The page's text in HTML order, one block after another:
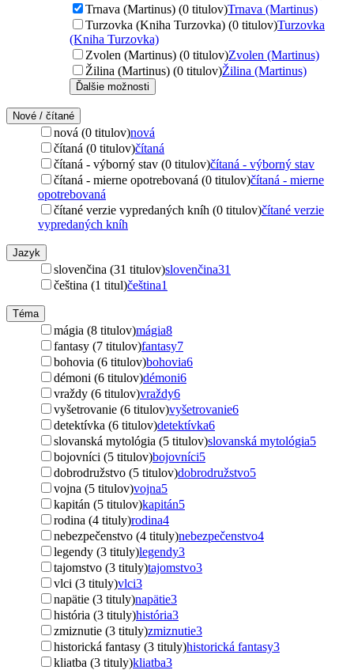
Trnava (Martinus) (0 titulov)Trnava (Martinus)
Turzovka (Kniha Turzovka) (0 titulov)Turzovka
(Kniha Turzovka)
Zvolen (Martinus) (0 titulov)Zvolen (Martinus)
Žilina (Martinus) (0 titulov)Žilina (Martinus)
Ďalšie možnosti
Nové / čítané
nová (0 titulov)nová
čítaná (0 titulov)čítaná
čítaná - výborný stav (0 titulov)čítaná - výborný stav
čítaná - mierne opotrebovaná (0 titulov)čítaná - mierne
opotrebovaná
čítané verzie vypredaných kníh (0 titulov)čítané verzie
vypredaných kníh
Jazyk
slovenčina (31 titulov)slovenčina31
čeština (1 titul)čeština1
Téma
mágia (8 titulov)mágia8
fantasy (7 titulov)fantasy7
bohovia (6 titulov)bohovia6
démoni (6 titulov)démoni6
vraždy (6 titulov)vraždy6
vyšetrovanie (6 titulov)vyšetrovanie6
detektívka (6 titulov)detektívka6
slovanská mytológia (5 titulov)slovanská mytológia5
bojovníci (5 titulov)bojovníci5
dobrodružstvo (5 titulov)dobrodružstvo5
vojna (5 titulov)vojna5
kapitán (5 titulov)kapitán5
rodina (4 tituly)rodina4
nebezpečenstvo (4 tituly)nebezpečenstvo4
legendy (3 tituly)legendy3
tajomstvo (3 tituly)tajomstvo3
vlci (3 tituly)vlci3
napätie (3 tituly)napätie3
história (3 tituly)história3
zmiznutie (3 tituly)zmiznutie3
historická fantasy (3 tituly)historická fantasy3
kliatba (3 tituly)kliatba3